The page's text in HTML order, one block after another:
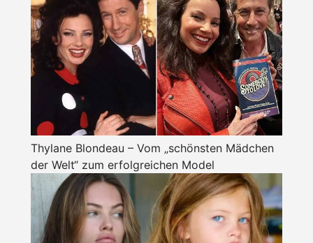
Thylane Blondeau – Vom „schönsten Mädchen
der Welt“ zum erfolgreichen Model